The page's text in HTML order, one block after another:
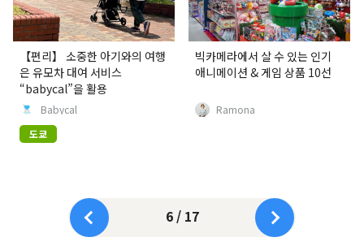
【편리】 소중한 아기와의 여행
은 유모차 대여 서비스
“babycal”을 활용
Babycal
도쿄
빅카메라에서 살 수 있는 인기
애니메이션 & 게임 상품 10선
Ramona
6 / 17